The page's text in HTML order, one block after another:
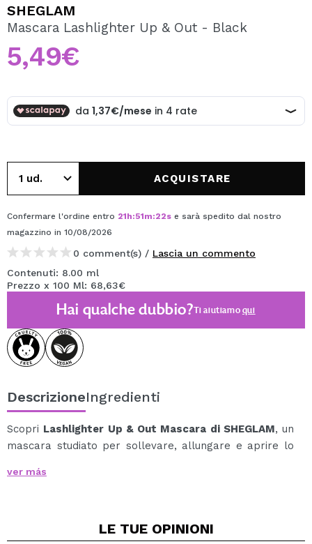
Creando un account su Maquibeauty.it potrai fare i tuoi
acquisti velocemente, controllare lo stato dei tuoi ordini e
consultare le tue operazioni precedenti.
CREARE UN ACCOUNT
SHEGLAM
Mascara Lashlighter Up & Out - Black
5,49€
ACQUISTARE
Confermare l'ordine entro 21h:51m:22s e sarà spedito dal nostro
magazzino in 10/08/2026
0 comment(s) / Lascia un commento
Contenuti: 8.00 ml
Prezzo x 100 Ml: 68,63€
Hai qualche dubbio?Ti aiutiamoqui
DescrizioneIngredienti
Scopri Lashlighter Up & Out Mascara di SHEGLAM, un
mascara studiato per sollevare, allungare e aprire lo
Il suo scovolino dalle setole morbide si adatta alla
catturano ogni ciglia dalla radice alla punta.
ver más
LE TUE OPINIONI